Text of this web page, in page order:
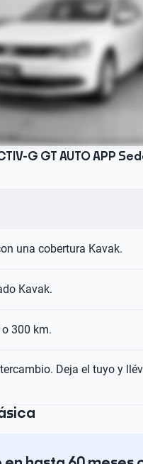
G GT AUTO APP
una cobertura Kavak.
Kavak.
300 km.
Deja el tuyo y